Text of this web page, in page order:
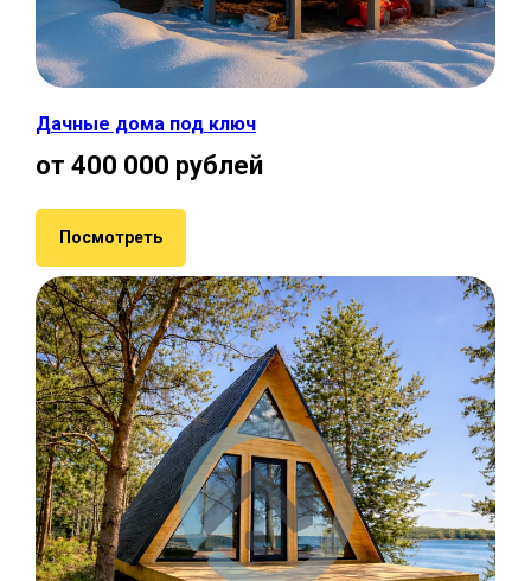
Дачные дома под ключ
от 400 000 рублей
Посмотреть